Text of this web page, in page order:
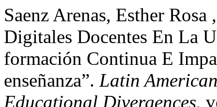
Saenz Arenas, Esther
Digitales Docentes En La
formación Continua E
enseñanza”. Latin
Educational Divergences,